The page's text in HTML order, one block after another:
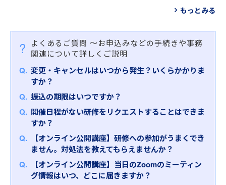
①役割認識、総合的に求められるスキル（マネジメ
②リーダーシップ
③部下とのコミュニケーション、モチベーション管
理
④部下指導（コーチング、１対１面談）
⑤業務管理
⑥業務改善
⑦メンタルヘルス、ハラスメント
⑧交渉・調整力
類をテーマとして、幅広い内容のプログラムをご用
①役割認識、総合的に求められるスキル（組織、業
務、人のマネジメント）
③人材マネジメント、部下指導（コーチング、１対
１面談）
④評価、目標管理
⑤部下とのコミュニケーション、モチベーション管
理
⑥生産性向上
⑦リスクマネジメント
⑧労務管理、安全衛生管理
⑨メンタルヘルス、ハラスメント
⑩交渉・調整力
をテーマとして、幅広い内容のプログラムをご用意
しております。
①役割認識、総合的に求められるスキル（部の変
革、組織設計、経営戦略）
③人材マネジメント
④評価、目標管理
⑤経営戦略、事業計画
段取り研修～管理職としての基本的マネジメント
本研修では、プレイヤーからマネージャーとしての
役割変更に伴う「組織俯瞰的な視点」「リスク・問
題の未然把握・防止」の役割など求められる役割期
また、成果をあげる管理職に必要な３つのマネジメ
ントスキル（部下指導・育成力、業務管理力、リス
ク管理力）を習得していただきます。
また、「プレイングマネージャー研修～時間・チー
ム・リスクをマネジメントし、走りながら成果を出
す
」もおすすめです。
多忙なプレイングマネージャーの皆様は、自らの業
務ややるべきことの多さから、つい指導がおろそか
になったり、リスクを予見できなかったりと様々な
もっとみる
よくあるご質問 ～お申込みなどの手続きや事務
関連について詳しくご説明
変更・キャンセルはいつから発生？いくらかかりま
すか？
振込の期限はいつですか？
開催日程がない研修をリクエストすることはできま
すか？
【オンライン公開講座】研修への参加がうまくでき
ません。対処法を教えてもらえませんか？
【オンライン公開講座】当日のZoomのミーティン
グ情報はいつ、どこに届きますか？